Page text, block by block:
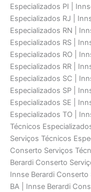
Especializados PI |
Especializados RJ |
Especializados RN |
Especializados RS |
Especializados RO |
Especializados RR |
Especializados SC |
Especializados SP |
Especializados SE |
Especializados TO |
Técnicos
Serviços Técnicos
Conserto Serviços
Berardi Conserto
Innse Berardi
BA | Innse Berardi